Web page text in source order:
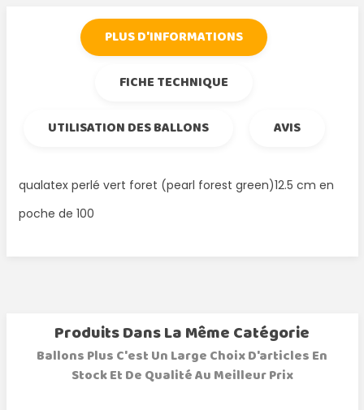
PLUS D'INFORMATIONS
FICHE TECHNIQUE
UTILISATION DES BALLONS
AVIS
qualatex perlé vert foret (pearl forest green)12.5 cm en
poche de 100
Produits Dans La Même Catégorie
Ballons Plus C'est Un Large Choix D'articles En
Stock Et De Qualité Au Meilleur Prix